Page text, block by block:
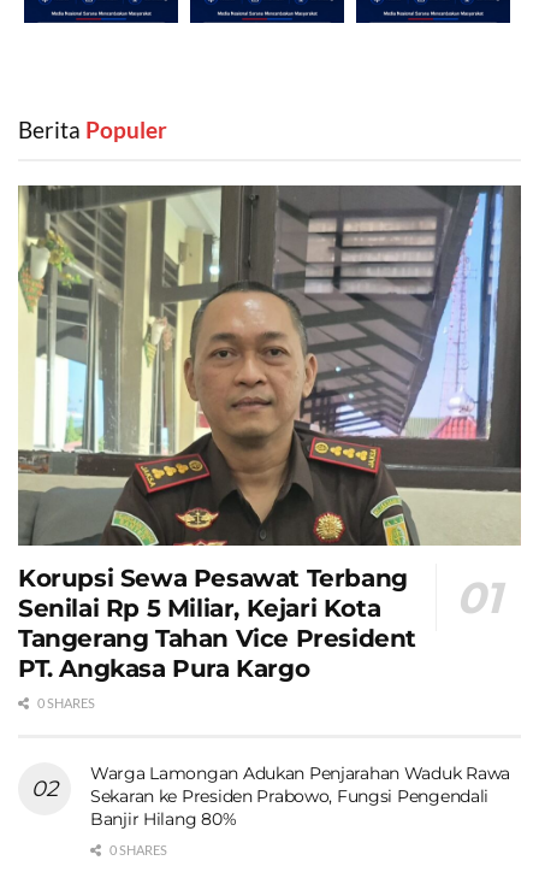
Berita ‎ Populer
Korupsi Sewa Pesawat Terbang
Senilai Rp 5 Miliar, Kejari Kota
Tangerang Tahan Vice President
PT. Angkasa Pura Kargo
0 SHARES
Warga Lamongan Adukan Penjarahan Waduk Rawa
Sekaran ke Presiden Prabowo, Fungsi Pengendali
Banjir Hilang 80%
0 SHARES